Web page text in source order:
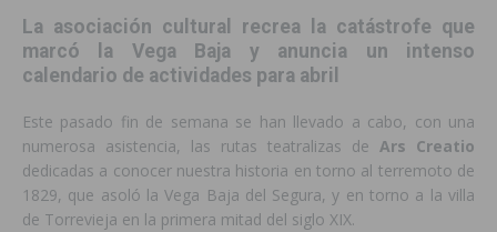
La asociación cultural recrea la catástrofe que
marcó la Vega Baja y anuncia un intenso
calendario de actividades para abril
Este pasado fin de semana se han llevado a cabo, con una
numerosa asistencia, las rutas teatralizas de Ars Creatio
dedicadas a conocer nuestra historia en torno al terremoto de
1829, que asoló la Vega Baja del Segura, y en torno a la villa
de Torrevieja en la primera mitad del siglo XIX.